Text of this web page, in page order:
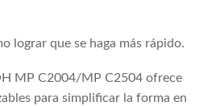
lograr que se haga más rápido.
MP C2004/MP C2504 ofrece
para simplificar la forma en